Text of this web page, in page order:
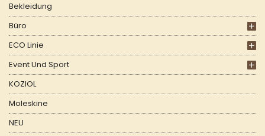
Bekleidung
Büro
ECO Linie
Event Und Sport
KOZIOL
Moleskine
NEU